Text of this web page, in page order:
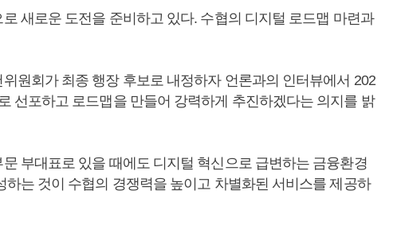
새로운 도전을 준비하고 있다. 수협의 디지털 로드맵 마련과
원회가 최종 행장 후보로 내정하자 언론과의 인터뷰에서 202
선포하고 로드맵을 만들어 강력하게 추진하겠다는 의지를 밝
부대표로 있을 때에도 디지털 혁신으로 급변하는 금융환경
하는 것이 수협의 경쟁력을 높이고 차별화된 서비스를 제공하